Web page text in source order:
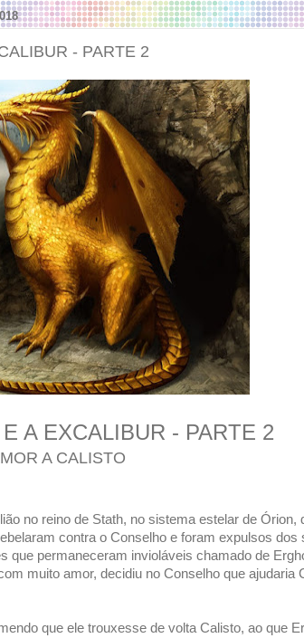
- PARTE 2
A EXCALIBUR - PARTE 2
A CALISTO
no reino de Stath, no sistema estelar de Órion,
contra o Conselho e foram expulsos dos
que permaneceram invioláveis chamado de
muito amor, decidiu no Conselho que ajudaria
que ele trouxesse de volta Calisto, ao que